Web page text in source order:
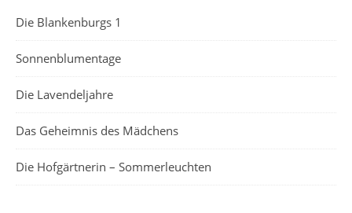
Die Blankenburgs 1
Sonnenblumentage
Die Lavendeljahre
Das Geheimnis des Mädchens
Die Hofgärtnerin – Sommerleuchten